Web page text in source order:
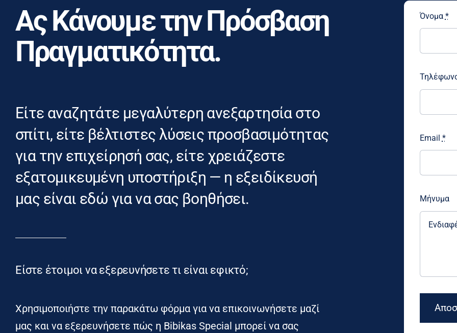
Ας Κάνουμε την Πρόσβαση
Πραγματικότητα.
Είτε αναζητάτε μεγαλύτερη ανεξαρτησία στο
σπίτι, είτε βέλτιστες λύσεις προσβασιμότητας
για την επιχείρησή σας, είτε χρειάζεστε
εξατομικευμένη υποστήριξη — η εξειδίκευσή
μας είναι εδώ για να σας βοηθήσει.
Είστε έτοιμοι να εξερευνήσετε τι είναι εφικτό;
Χρησιμοποιήστε την παρακάτω φόρμα για να επικοινωνήσετε μαζί
μας και να εξερευνήσετε πώς η Bibikas Special μπορεί να σας
Όνομα *
Email *
Μήνυμα